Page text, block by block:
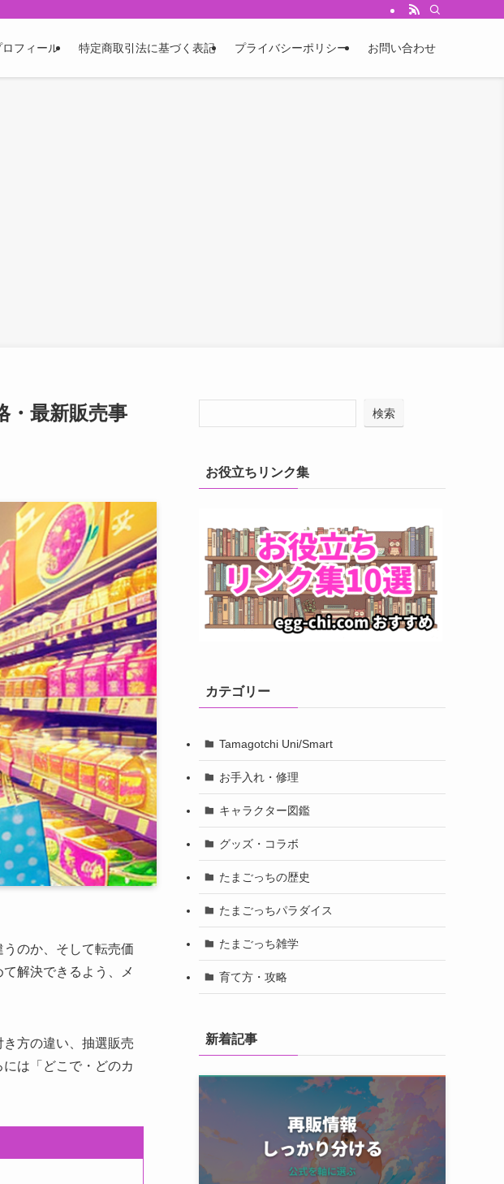
ロフィール 特定商取引法に基づく表記 プライバシーポリシー お問い合わせ
・最新販売事
のか、そして転売価
解決できるよう、メ
方の違い、抽選販売
は「どこで・どのカ
検索
お役立ちリンク集
カテゴリー
Tamagotchi Uni/Smart
お手入れ・修理
キャラクター図鑑
グッズ・コラボ
たまごっちの歴史
たまごっちパラダイス
たまごっち雑学
育て方・攻略
新着記事